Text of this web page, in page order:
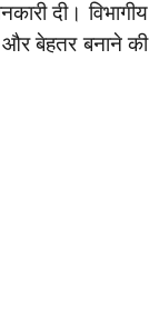
दी। विभागीय
और बेहतर बनाने की